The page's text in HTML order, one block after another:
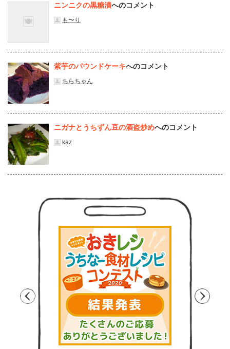
ニンニクの黒糖漬へのコメント
も〜り
紫芋のパウンドケーキへのコメント
ちらちゃん
ニガナとうちずん豆の酒盗炒めへのコメント
kaz